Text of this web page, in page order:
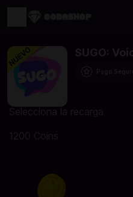
SUGO:
Selecciona la recarga
1200 Coins